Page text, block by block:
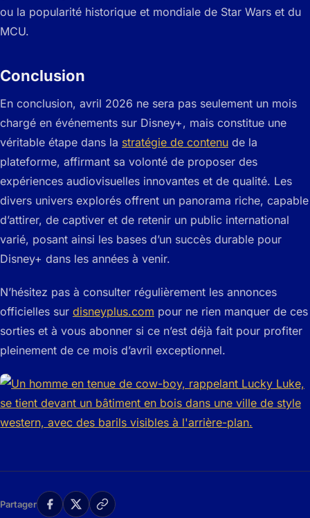
ou la popularité historique et mondiale de Star Wars et du
MCU.
Conclusion
En conclusion, avril 2026 ne sera pas seulement un mois
chargé en événements sur Disney+, mais constitue une
véritable étape dans la stratégie de contenu de la
plateforme, affirmant sa volonté de proposer des
expériences audiovisuelles innovantes et de qualité. Les
divers univers explorés offrent un panorama riche, capable
d’attirer, de captiver et de retenir un public international
varié, posant ainsi les bases d’un succès durable pour
Disney+ dans les années à venir.
N’hésitez pas à consulter régulièrement les annonces
officielles sur disneyplus.com pour ne rien manquer de ces
sorties et à vous abonner si ce n’est déjà fait pour profiter
pleinement de ce mois d’avril exceptionnel.
Partager